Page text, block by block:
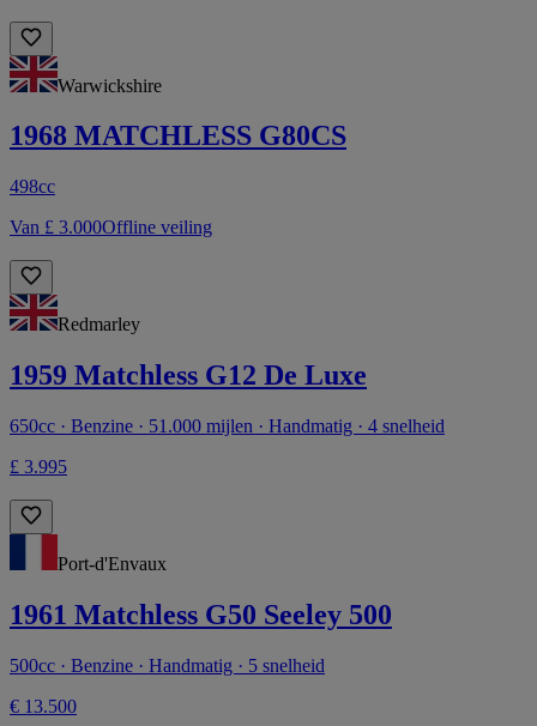
Warwickshire
1968 MATCHLESS G80CS
498cc
Van £ 3.000Offline veiling
Redmarley
1959 Matchless G12 De Luxe
650cc · Benzine · 51.000 mijlen · Handmatig · 4 snelheid
£ 3.995
Port-d'Envaux
1961 Matchless G50 Seeley 500
500cc · Benzine · Handmatig · 5 snelheid
€ 13.500